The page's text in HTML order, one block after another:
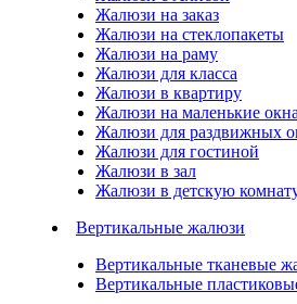
Жалюзи на заказ
Жалюзи на стеклопакеты
Жалюзи на раму
Жалюзи для класса
Жалюзи в квартиру
Жалюзи на маленькие окна
Жалюзи для раздвижных
Жалюзи для гостиной
Жалюзи в зал
Жалюзи в детскую
Вертикальные жалюзи
Вертикальные тканевые
Вертикальные